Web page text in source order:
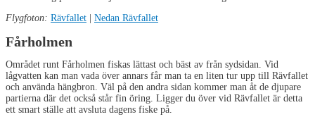
Flygfoton: Rävfallet Nedan Rävfallet
Fårholmen
Området runt Fårholmen fiskas lättast och bäst av från sydsidan. Vid
lågvatten kan man vada över annars får man ta en liten tur upp till Rävfallet
och använda hängbron. Väl på den andra sidan kommer man åt de djupare
partierna där det också står fin öring. Ligger du över vid Rävfallet är detta
ett smart ställe att avsluta dagens fiske på.